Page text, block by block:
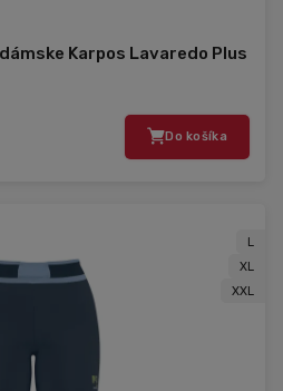
Karpos Lavaredo Plus
Do košíka
L
XL
XXL